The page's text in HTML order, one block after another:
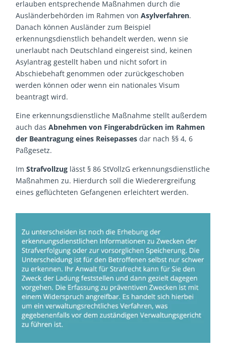
erlauben entsprechende Maßnahmen durch die
Ausländerbehörden im Rahmen vonAsylverfahren.
Danach können Ausländer zum Beispiel
erkennungsdienstlich behandelt werden, wenn sie
unerlaubt nach Deutschland eingereist sind, keinen
Asylantrag gestellt haben und nicht sofort in
Abschiebehaft genommen oder zurückgeschoben
werden können oder wenn ein nationales Visum
beantragt wird.
Eine erkennungsdienstliche Maßnahme stellt außerdem
auch dasAbnehmen von Fingerabdrücken im Rahmen
der Beantragung eines Reisepasses dar nach §§ 4, 6
Paßgesetz.
ImStrafvollzug lässt § 86 StVollzG erkennungsdienstliche
Maßnahmen zu. Hierdurch soll die Wiederergreifung
eines geflüchteten Gefangenen erleichtert werden.